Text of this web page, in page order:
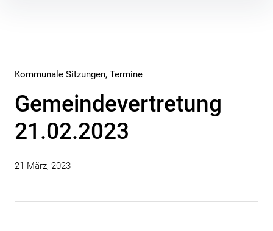
Kommunale Sitzungen Termine
Gemeindevertretung
21.02.2023
21 März, 2023